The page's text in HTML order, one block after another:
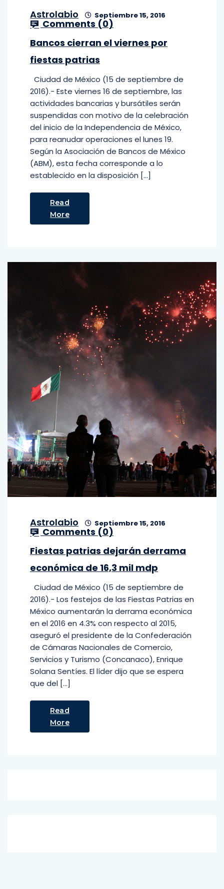
Astrolabio Septiembre 15, 2016
Comments (0)
Bancos cierran el viernes por
fiestas patrias
Ciudad de México (15 de septiembre de
2016).- Este viernes 16 de septiembre, las
actividades bancarias y bursátiles serán
suspendidas con motivo de la celebración
del inicio de la Independencia de México,
para reanudar operaciones el lunes 19.
Según la Asociación de Bancos de México
(ABM), esta fecha corresponde a lo
establecido en la disposición […]
Read
More
Astrolabio Septiembre 15, 2016
Comments (0)
Fiestas patrias dejarán derrama
económica de 16,3 mil mdp
Ciudad de México (15 de septiembre de
2016).- Los festejos de las Fiestas Patrias en
México aumentarán la derrama económica
en el 2016 en 4.3% con respecto al 2015,
aseguró el presidente de la Confederación
de Cámaras Nacionales de Comercio,
Servicios y Turismo (Concanaco), Enrique
Solana Sentíes. El líder dijo que se espera
que del […]
Read
More